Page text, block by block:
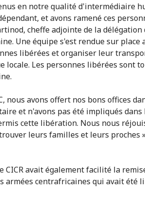
en notre qualité d'intermédiaire
et avons ramené ces
cheffe adjointe de la délégation
Une équipe s'est rendue sur place
libérées et organiser leur
locale. Les personnes libérées sont
nous avons offert nos bons offices
et n'avons pas été impliqués dans
cette libération. Nous nous
leurs familles et leurs proches
CICR avait également facilité la
armées centrafricaines qui avait été